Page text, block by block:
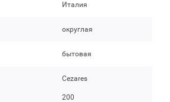
Италия
округлая
бытовая
Cezares
200